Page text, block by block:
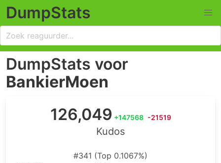
DumpStats
DumpStats voor
BankierMoen
126,049 +147568 -21519
Kudos
#341 (Top 0.1067%)